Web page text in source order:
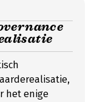
het enige